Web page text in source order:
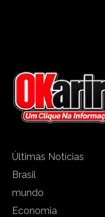
Últimas Notícias
Brasil
mundo
Economia